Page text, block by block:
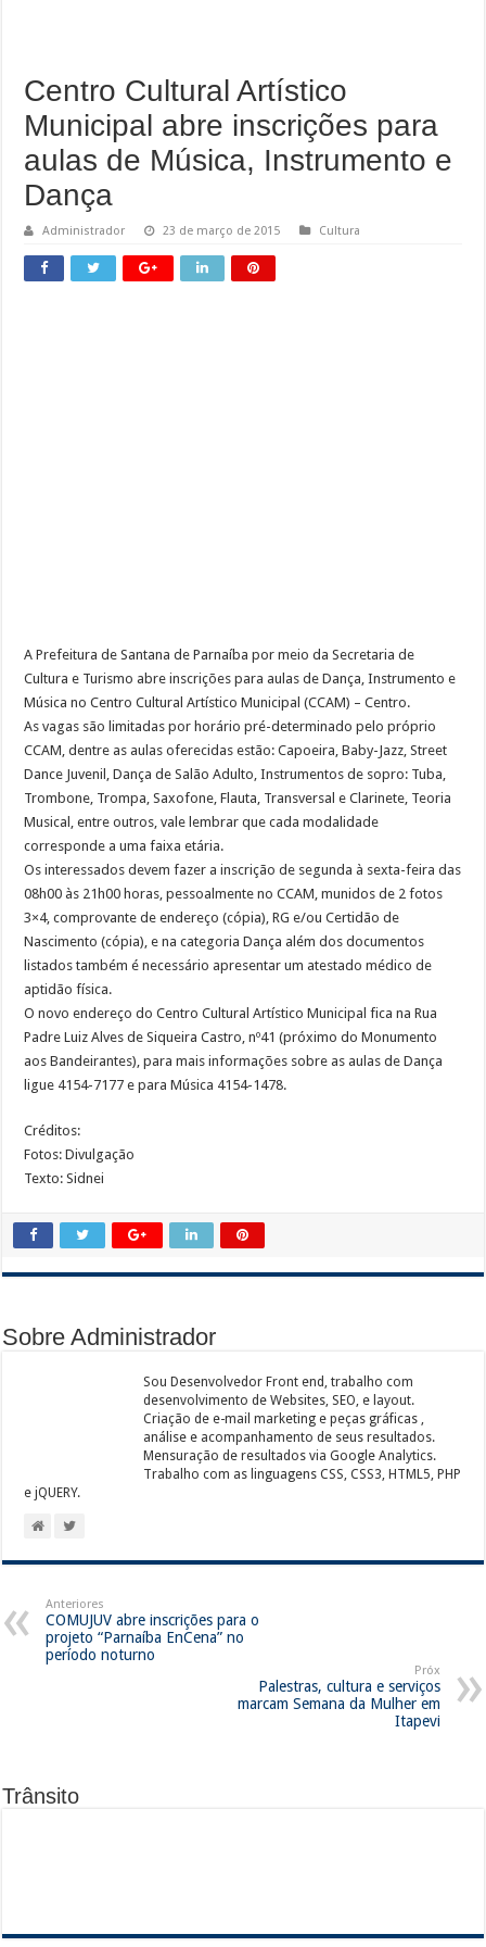
Centro Cultural Artístico
Municipal abre inscrições para
aulas de Música, Instrumento e
Dança
Administrador 23 de março de 2015 Cultura
A Prefeitura de Santana de Parnaíba por meio da Secretaria de
Cultura e Turismo abre inscrições para aulas de Dança, Instrumento e
Música no Centro Cultural Artístico Municipal (CCAM) – Centro.
As vagas são limitadas por horário pré-determinado pelo próprio
CCAM, dentre as aulas oferecidas estão: Capoeira, Baby-Jazz, Street
Dance Juvenil, Dança de Salão Adulto, Instrumentos de sopro: Tuba,
Trombone, Trompa, Saxofone, Flauta, Transversal e Clarinete, Teoria
Musical, entre outros, vale lembrar que cada modalidade
corresponde a uma faixa etária.
Os interessados devem fazer a inscrição de segunda à sexta-feira das
08h00 às 21h00 horas, pessoalmente no CCAM, munidos de 2 fotos
3×4, comprovante de endereço (cópia), RG e/ou Certidão de
Nascimento (cópia), e na categoria Dança além dos documentos
listados também é necessário apresentar um atestado médico de
aptidão física.
O novo endereço do Centro Cultural Artístico Municipal fica na Rua
Padre Luiz Alves de Siqueira Castro, nº41 (próximo do Monumento
aos Bandeirantes), para mais informações sobre as aulas de Dança
ligue 4154-7177 e para Música 4154-1478.
Créditos:
Fotos: Divulgação
Texto: Sidnei
Sobre Administrador
Sou Desenvolvedor Front end, trabalho com
desenvolvimento de Websites, SEO, e layout.
Criação de e-mail marketing e peças gráficas ,
análise e acompanhamento de seus resultados.
Mensuração de resultados via Google Analytics.
Trabalho com as linguagens CSS, CSS3, HTML5, PHP
e jQUERY.
Anteriores
COMUJUV abre inscrições para o
projeto “Parnaíba EnCena” no
período noturno
Próx
Palestras, cultura e serviços
marcam Semana da Mulher em
Itapevi
Trânsito